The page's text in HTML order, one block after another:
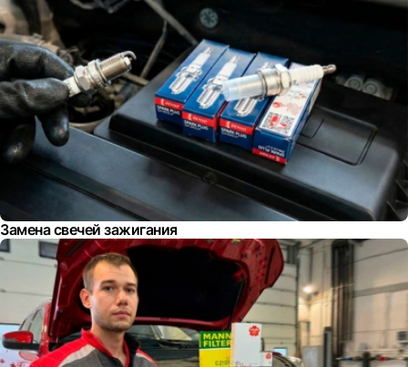
Замена свечей зажигания